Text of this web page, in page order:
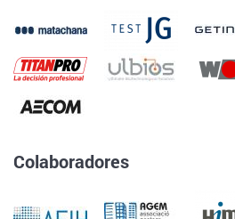
Colaboradores